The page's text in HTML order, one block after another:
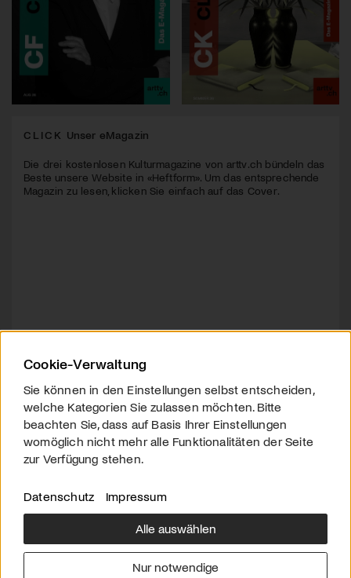
CLICK Unser eMagazin
Die drei kostenlosen Kulturmagazine von arttv.ch bündeln das
Beste unsere Website in «Heftform». Um das entsprechende
Magazin zu lesen, klicken Sie einfach auf das Cover.
Über uns
Downloads
Werben
Impressum
Cookie-Verwaltung
Sie können in den Einstellungen selbst entscheiden,
welche Kategorien Sie zulassen möchten. Bitte
beachten Sie, dass auf Basis Ihrer Einstellungen
womöglich nicht mehr alle Funktionalitäten der Seite
zur Verfügung stehen.
Datenschutz Impressum
Alle auswählen
Nur notwendige